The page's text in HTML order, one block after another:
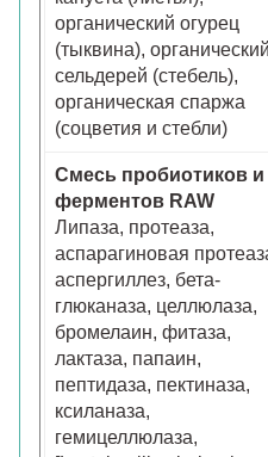
органический огурец
(тыквина), органический
сельдерей (стебель),
органическая спаржа
(соцветия и стебли)
Смесь пробиотиков и
ферментов RAW
Липаза, протеаза,
аспарагиновая
аспергиллез, бета-
глюканaза, целлюлаза,
бромелаин, фитаза,
лактаза, папаин,
пептидаза, пектиназа,
ксиланаза,
гемицеллюлаза,